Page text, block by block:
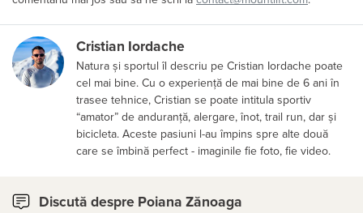
Cristian Iordache
Natura și sportul îl descriu pe Cristian Iordache poate
cel mai bine. Cu o experiență de mai bine de 6 ani în
trasee tehnice, Cristian se poate intitula sportiv
“amator” de anduranță, alergare, înot, trail run, dar și
bicicleta. Aceste pasiuni l-au împins spre alte două
care se îmbină perfect - imaginile fie foto, fie video.
Discută despre Poiana Zănoaga